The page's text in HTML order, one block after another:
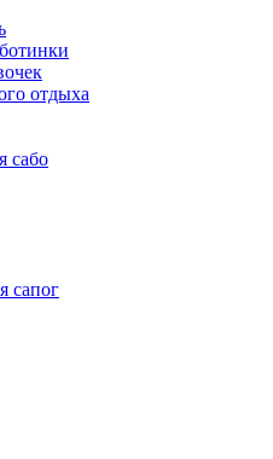
отдыха
сабо
сапог